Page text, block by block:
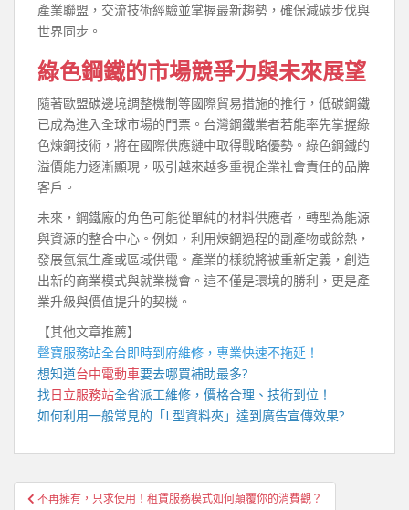
產業聯盟，交流技術經驗並掌握最新趨勢，確保減碳步伐與
世界同步。
綠色鋼鐵的市場競爭力與未來展望
隨著歐盟碳邊境調整機制等國際貿易措施的推行，低碳鋼鐵
已成為進入全球市場的門票。台灣鋼鐵業者若能率先掌握綠
色煉鋼技術，將在國際供應鏈中取得戰略優勢。綠色鋼鐵的
溢價能力逐漸顯現，吸引越來越多重視企業社會責任的品牌
客戶。
未來，鋼鐵廠的角色可能從單純的材料供應者，轉型為能源
與資源的整合中心。例如，利用煉鋼過程的副產物或餘熱，
發展氫氣生產或區域供電。產業的樣貌將被重新定義，創造
出新的商業模式與就業機會。這不僅是環境的勝利，更是產
業升級與價值提升的契機。
【其他文章推薦】
聲寶服務站全台即時到府維修，專業快速不拖延！
想知道台中電動車要去哪買補助最多?
找日立服務站全省派工維修，價格合理、技術到位！
如何利用一般常見的「L型資料夾」達到廣告宣傳效果?
文不再擁有，只求使用！租賃服務模式如何顛覆你的消費觀？